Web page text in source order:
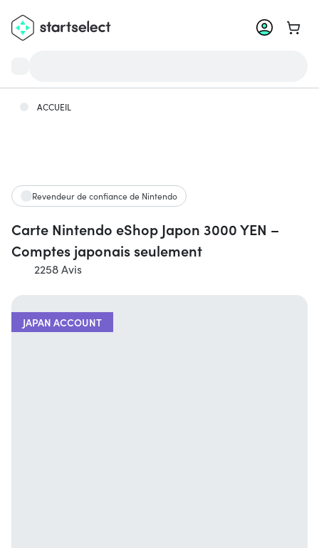
Aller
ACCUEIL
JAPAN ACCOUNT
Revendeur de confiance de Nintendo
Carte Nintendo eShop Japon 3000 YEN –
Comptes japonais seulement
2258 Avis